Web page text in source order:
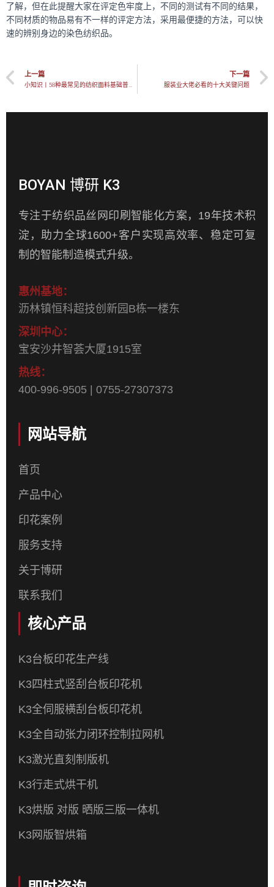
了解，但在此提醒大家在评定色牢度上，不同的测试有不同的结果，
不同材质的物品易有不一样的评定方法，采用最便捷的方法，可以快
速的辨别身边的染色纺织品。
上一篇 下一篇
服装业大佬必看的十大关键问题
BOYAN 博研 K3
专注于纺织品丝网印刷智能化方案，19年技术积
淀，助力全球1600+客户实现高效率、稳定可复
制的智能制造模式升级。
惠州基地：
沥林镇恒科超技创新园B栋一楼东
深圳中心：
宝安沙井智荟大厦1915室
热线：
400-996-9505 | 0755-27307373
网站导航
首页
产品中心
印花案例
服务支持
关于博研
联系我们
核心产品
K3台板印花生产线
K3四柱式竖刮台板印花机
K3全伺服横刮台板印花机
K3全自动张力闭环控制拉网机
K3激光直刻制版机
K3行走式烘干机
K3烘版 对版 晒版三版一体机
K3网版智烘箱